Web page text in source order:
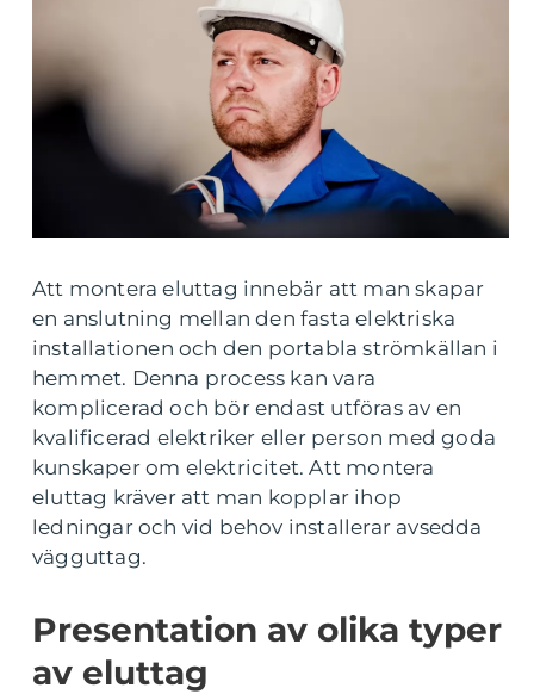
Att montera eluttag innebär att man skapar
en anslutning mellan den fasta elektriska
installationen och den portabla strömkällan i
hemmet. Denna process kan vara
komplicerad och bör endast utföras av en
kvalificerad elektriker eller person med goda
kunskaper om elektricitet. Att montera
eluttag kräver att man kopplar ihop
ledningar och vid behov installerar avsedda
vägguttag.
Presentation av olika typer
av eluttag